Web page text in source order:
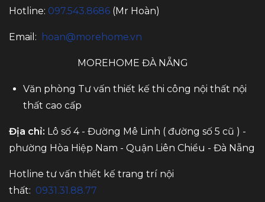
Hotline: 097.543.8686 (Mr Hoàn)
Email: hoan@morehome.vn
MOREHOME ĐÀ NẴNG
Văn phòng Tư vấn thiết kế thi công nội thất nội
thất cao cấp
Địa chỉ: Lô số 4 - Đường Mê Linh ( đường số 5 cũ ) -
phường Hòa Hiệp Nam - Quận Liên Chiểu - Đà Nẵng
Hotline tư vấn thiết kế trang trí nội
thất: 0931.31.88.77